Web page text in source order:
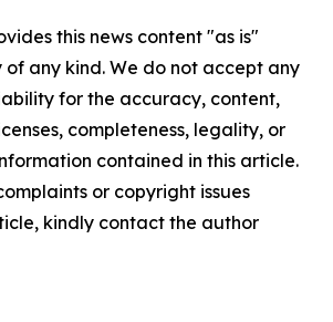
this news content "as is"
any kind. We do not accept any
for the accuracy, content,
completeness, legality, or
contained in this article.
or copyright issues
kindly contact the author